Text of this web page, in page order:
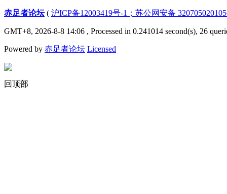
赤足者论坛( 沪ICP备12003419号-1；苏公网安备
GMT+8, 2026-8-8 14:06 , Processed in 0.241014 second(s), 26
Powered by 赤足者论坛 Licensed
回顶部